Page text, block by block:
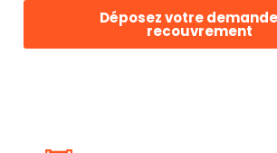
Déposez votre
recouvrement